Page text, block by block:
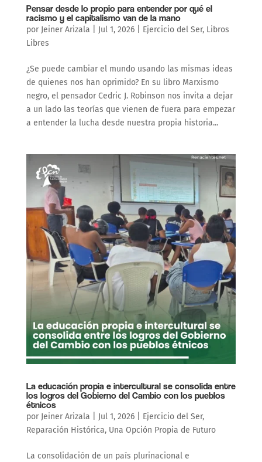
Pensar desde lo propio para entender por qué el
racismo y el capitalismo van de la mano
por Jeiner Arizala Jul 1, 2026| Ejercicio del Ser, Libros
Libres
¿Se puede cambiar el mundo usando las mismas ideas
de quienes nos han oprimido? En su libro Marxismo
negro, el pensador Cedric J. Robinson nos invita a dejar
a un lado las teorías que vienen de fuera para empezar
a entender la lucha desde nuestra propia historia...
La educación propia e intercultural se consolida entre
los logros del Gobierno del Cambio con los pueblos
étnicos
por Jeiner Arizala Jul 1, 2026| Ejercicio del Ser,
Reparación Histórica, Una Opción Propia de Futuro
La consolidación de un país plurinacional e